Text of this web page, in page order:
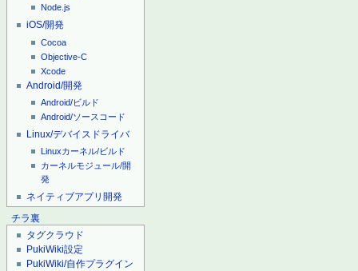
Node.js
iOS/開発
Cocoa
Objective-C
Xcode
Android/開発
Android/ビルド
Android/ソースコード
Linux/デバイスドライバ
Linuxカーネル/ビルド
カーネルモジュール/開
発
ネイティブアプリ開発
チラ裏
タグクラウド
PukiWiki設定
PukiWiki/自作プラグイン